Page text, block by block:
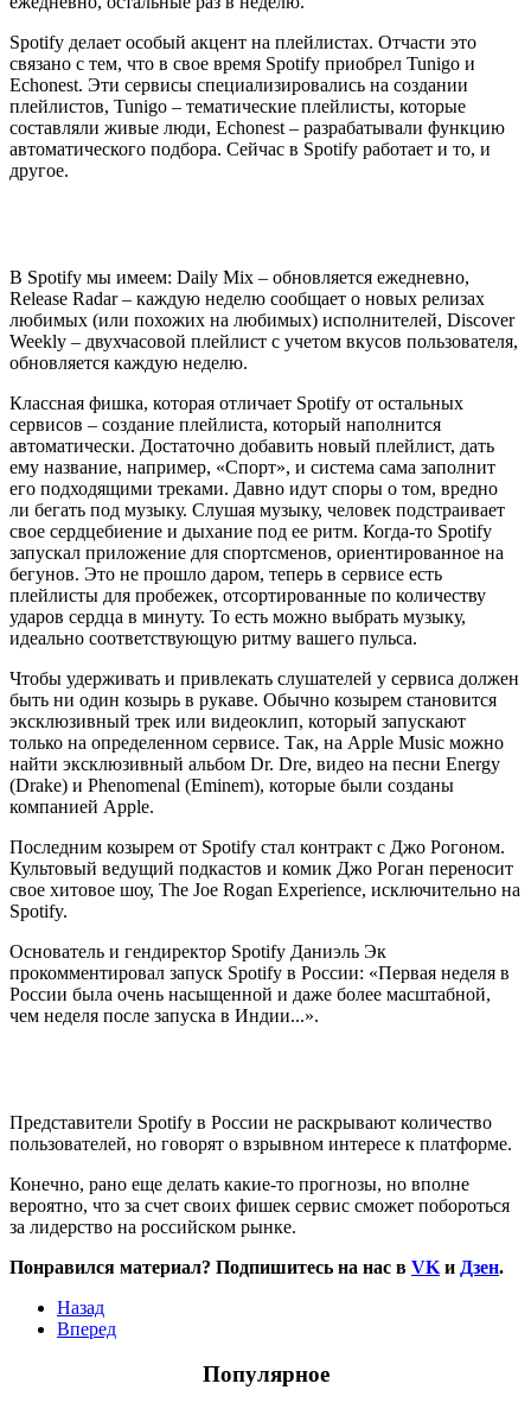
Spotify делает особый акцент на плейлистах. Отчасти это
связано с тем, что в свое время Spotify приобрел Tunigo и
Еchonest. Эти сервисы специализировались на создании
плейлистов, Tunigo – тематические плейлисты, которые
составляли живые люди, Еchonest – разрабатывали функцию
автоматического подбора. Сейчас в Spotify работает и то, и
другое.
В Spotify мы имеем: Daily Mix – обновляется ежедневно,
Release Radar – каждую неделю сообщает о новых релизах
любимых (или похожих на любимых) исполнителей, Discover
Weekly – двухчасовой плейлист с учетом вкусов пользователя,
обновляется каждую неделю.
Классная фишка, которая отличает Spotify от остальных
сервисов – создание плейлиста, который наполнится
автоматически. Достаточно добавить новый плейлист, дать
ему название, например, «Спорт», и система сама заполнит
его подходящими треками. Давно идут споры о том, вредно
ли бегать под музыку. Слушая музыку, человек подстраивает
свое сердцебиение и дыхание под ее ритм. Когда-то Spotify
запускал приложение для спортсменов, ориентированное на
бегунов. Это не прошло даром, теперь в сервисе есть
плейлисты для пробежек, отсортированные по количеству
ударов сердца в минуту. То есть можно выбрать музыку,
идеально соответствующую ритму вашего пульса.
Чтобы удерживать и привлекать слушателей у сервиса должен
быть ни один козырь в рукаве. Обычно козырем становится
эксклюзивный трек или видеоклип, который запускают
только на определенном сервисе. Так, на Apple Music можно
найти эксклюзивный альбом Dr. Dre, видео на песни Energy
(Drake) и Phenomenal (Eminem), которые были созданы
компанией Apple.
Последним козырем от Spotify стал контракт с Джо Рогоном.
Культовый ведущий подкастов и комик Джо Роган переносит
свое хитовое шоу, The Joe Rogan Experience, исключительно на
Spotify.
Основатель и гендиректор Spotify Даниэль Эк
прокомментировал запуск Spotify в России: «Первая неделя в
России была очень насыщенной и даже более масштабной,
чем неделя после запуска в Индии...».
Представители Spotify в России не раскрывают количество
пользователей, но говорят о взрывном интересе к платформе.
Конечно, рано еще делать какие-то прогнозы, но вполне
вероятно, что за счет своих фишек сервис сможет побороться
за лидерство на российском рынке.
Понравился материал? Подпишитесь на нас в VK и Дзен.
Назад
Вперед
Популярное